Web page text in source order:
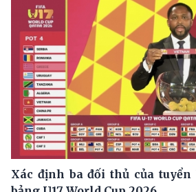
Xác định ba đối thủ của